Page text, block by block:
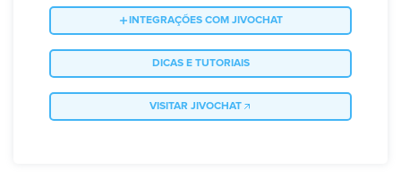
INTEGRAÇÕES COM JIVOCHAT
DICAS E TUTORIAIS
VISITAR JIVOCHAT